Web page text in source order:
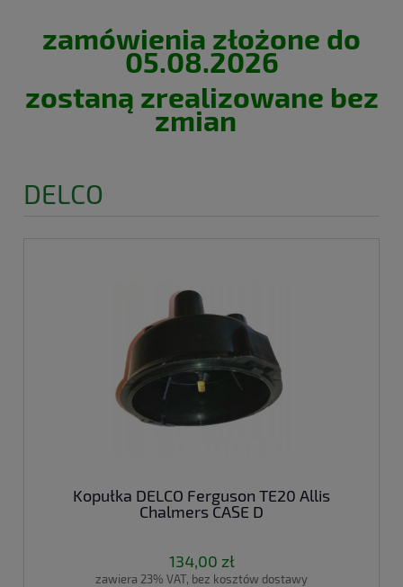
zamówienia złożone do
05.08.2026
zostaną zrealizowane bez
zmian
DELCO
Kopułka DELCO Ferguson TE20 Allis
Chalmers CASE D
134,00 zł
zawiera 23% VAT, bez kosztów dostawy